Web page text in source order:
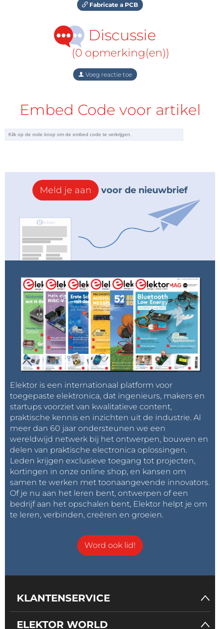
Fabricate a PCB
Discussie
(0 opmerking(en))
Voeg reactie toe
Embed Code voor artikel
Meld je aan voor de nieuwbrief
Elektor is een internationaal platform voor
toegepaste elektronica, dat ingenieurs, makers en
startups voorziet van kwalitatieve content,
praktische kennis en inzichten uit de industrie. Al
meer dan 60 jaar ondersteunen we een
wereldwijd netwerk bij het ontwerpen, bouwen en
delen van praktische electronica oplossingen.
Leden krijgen exclusieve toegang tot projecten,
kortingen in onze online shop, en kansen om
samen te werken met toonaangevende innovators.
Of je nu aan het leren bent, ontwerpen of een
bedrijf aan het opschalen bent, Elektor helpt je om
te leren, verbinden, creëren en groeien.
Word ook lid!
KLANTENSERVICE
ELEKTOR WORLD